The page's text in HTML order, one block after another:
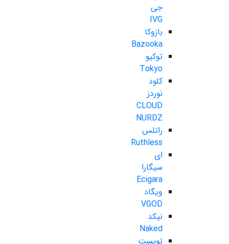
جی
IVG
بازوکا
Bazooka
توکیو
Tokyo
کلود
نوردز
CLOUD
NURDZ
راتلس
Ruthless
ای
سیگارا
Ecigara
ویگاد
VGOD
نیکد
Naked
تویست